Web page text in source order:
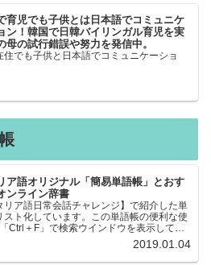
育児でも子供とは日本語でコミュニケ
ン！韓国で日韓バイリンガル育児を実
母の試行錯誤や努力を発信中。
住でも子供と日本語でコミュニケーショ
ア語オリジナル「簡易単語帳」とおす
ンライン辞書
リア語日常会話チャレンジ】で紹介した単
スト化しています。この単語帳の便利な使
Ctrl＋F」で検索ウインドウを表示して、
い単語を探すことができます。イタリア語
、日本語→イタリア語 どちらでも検索
ので、良…
2019.01.04